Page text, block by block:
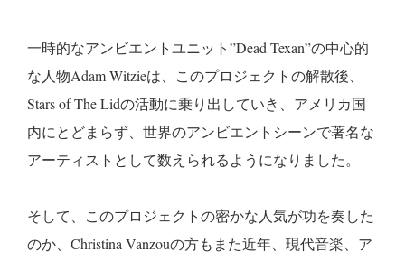
一時的なアンビエントユニット”Dead Texan”の中心的
な人物Adam Witzieは、このプロジェクトの解散後、
Stars of The Lidの活動に乗り出していき、アメリカ国
内にとどまらず、世界のアンビエントシーンで著名な
アーティストとして数えられるようになりました。
そして、このプロジェクトの密かな人気が功を奏した
のか、Christina Vanzouの方もまた近年、現代音楽、ア